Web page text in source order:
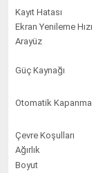
Kayıt Hatası
Ekran Yenileme Hızı
Arayüz
Güç Kaynağı
Otomatik Kapanma
Çevre Koşulları
Ağırlık
Boyut